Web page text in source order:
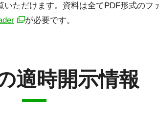
ただけます。資料は全てPDF形式のフ
が必要です。
適時開示情報